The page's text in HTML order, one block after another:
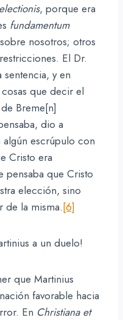
, porque era
fundamentum
nosotros; otros
El Dr.
y en
que decir el
Breme[n]
dio a
escrúpulo con
Cristo era
pensaba que Cristo
elección, sino
de la misma.[6]
a un duelo!
que Martinius
favorable hacia
En Christiana et